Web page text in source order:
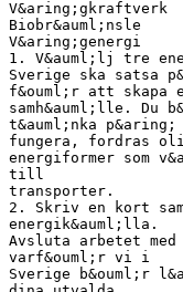
V&aring;gkraftverk
Biobr&auml;nsle
V&aring;genergi
1. V&auml;lj tre
Sverige ska satsa
f&ouml;r att
samh&auml;lle. Du
t&auml;nka
fungera, fordras
energiformer som
till
transporter.
2. Skriv en kort
energik&auml;lla.
Avsluta arbetet
varf&ouml;r vi i
Sverige b&ouml;r